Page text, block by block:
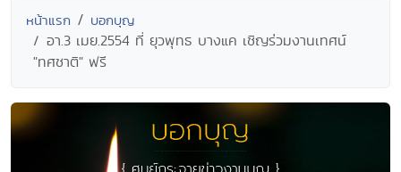
หน้าแรก บอกบุญ
อา.3 เมย.2554 ที่ ยุวพุทธ บางแค เชิญร่วมงานเทศน์
"ทศชาติ" ฟรี